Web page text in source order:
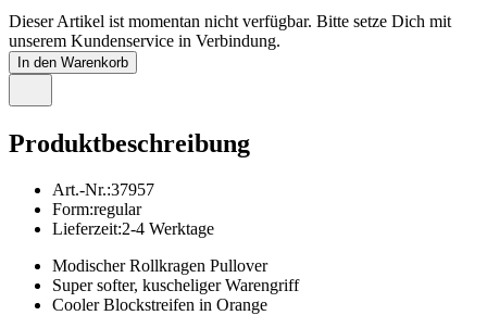
Dieser Artikel ist momentan nicht verfügbar. Bitte setze Dich mit
unserem Kundenservice in Verbindung.
In den Warenkorb
Produktbeschreibung
Art.-Nr.:37957
Form:regular
Lieferzeit:2-4 Werktage
Modischer Rollkragen Pullover
Super softer, kuscheliger Warengriff
Cooler Blockstreifen in Orange